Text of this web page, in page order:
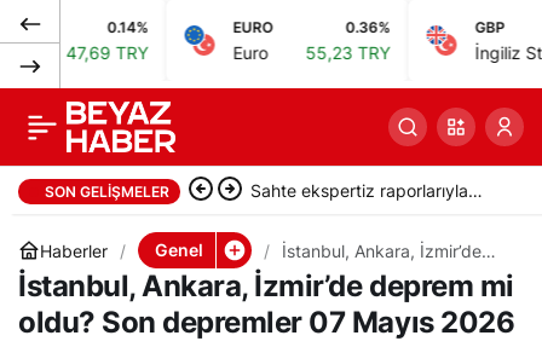
0.14%
TRY
EURO
Euro 55,23 TRY
GBP
İngiliz Sterlini
SON GELIŞMELER Sahte ekspertiz raporlarıyla
Türk vatandaşlığı kazandıran
suç örgütüne operasyon: 32
tutuklama
Haberler Genel
İstanbul, Ankara, İzmir’de
deprem mi oldu? Son
depremler 07 Mayıs 2026
İstanbul, Ankara, İzmir’de deprem mi
oldu? Son depremler 07 Mayıs 2026
İstanbul
Havalimanı’nda 19
kilogram
uyuşturucuyla
yakalanan 2 İngiliz
Paylaş